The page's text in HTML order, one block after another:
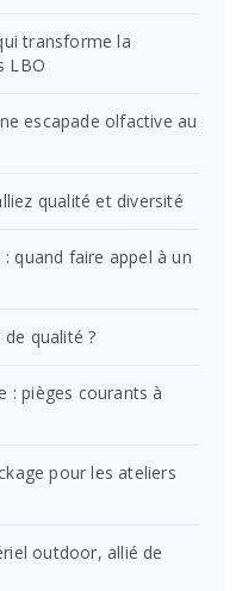
transforme la
LBO
escapade olfactive au
qualité et diversité
quand faire appel à un
qualité ?
: pièges courants à
pour les ateliers
outdoor, allié de